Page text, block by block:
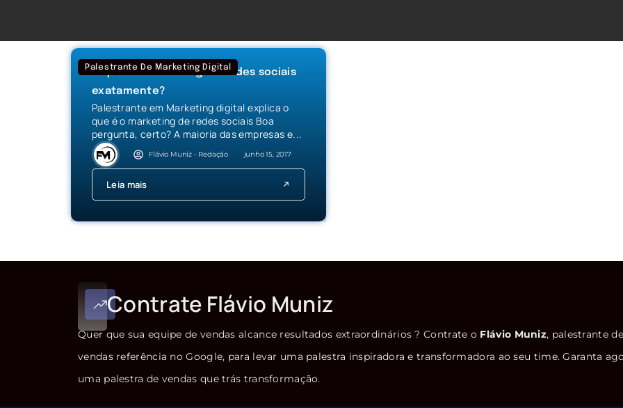
Palestrante De Marketing Digital
O que é o marketing de redes sociais
exatamente?
Palestrante em Marketing digital explica o
que é o marketing de redes sociais Boa
pergunta, certo? A maioria das empresas e...
Flávio Muniz - Redação junho 15, 2017
Leia mais
Contrate Flávio Muniz
Quer que sua equipe de vendas alcance resultados extraordinários ? Contrate o Flávio Muniz, palestrante de
vendas referência no Google, para levar uma palestra inspiradora e transformadora ao seu time. Garanta
uma palestra de vendas que trás transformação.